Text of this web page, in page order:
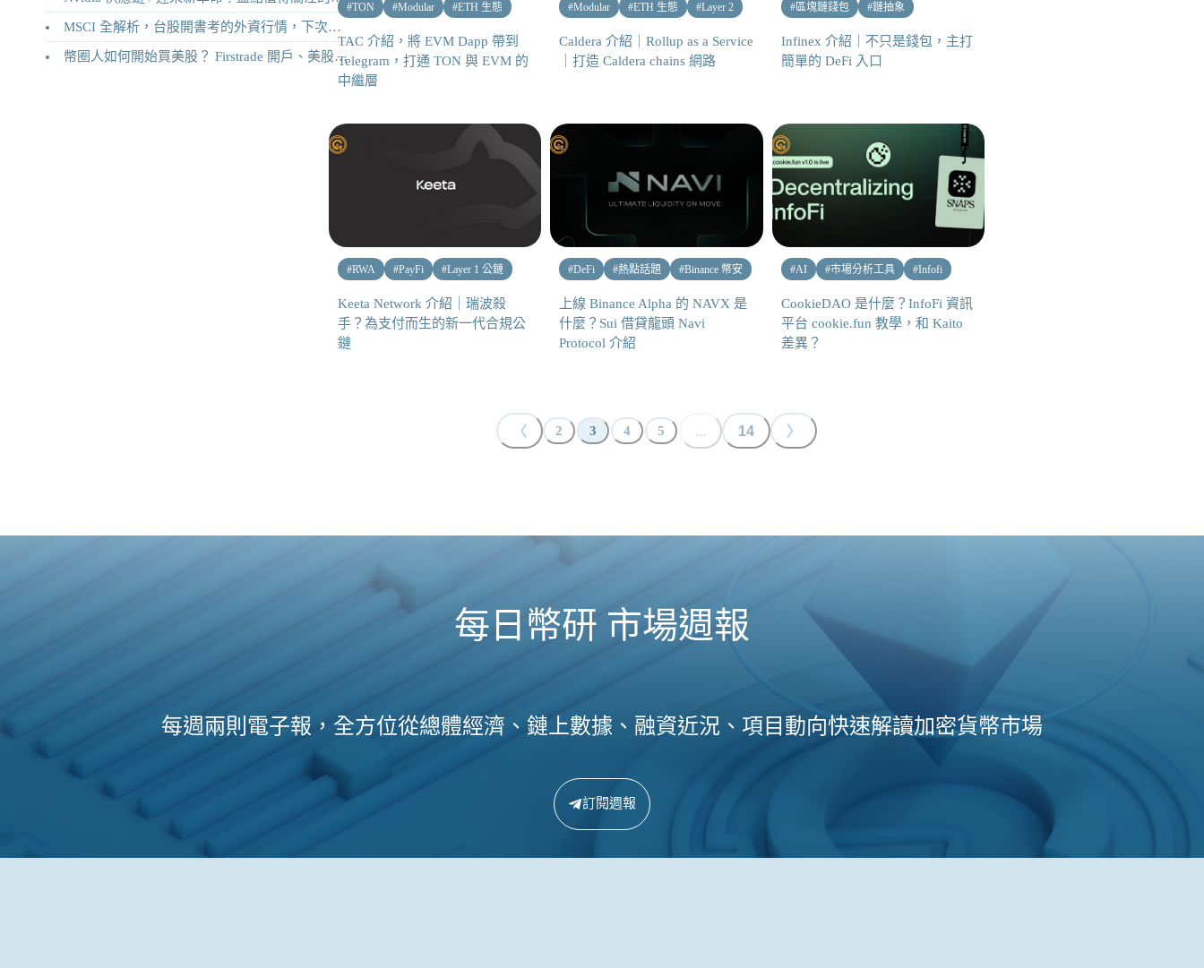
MSCI 全解析，台股開書考的外資行情，下次調整你準備好了嗎？
幣圈人如何開始買美股？ Firstrade 開戶、美股交易機制完整教學
#TON #Modular #ETH 生態
TAC 介紹，將 EVM Dapp 帶到
Telegram，打通 TON 與 EVM 的
中繼層
#Modular #ETH 生態 #Layer 2
Caldera 介紹｜Rollup as a Service
｜打造 Caldera chains 網路
#區塊鏈錢包 #鏈抽象
Infinex 介紹｜不只是錢包，主打
簡單的 DeFi 入口
#RWA #PayFi #Layer 1 公鏈
Keeta Network 介紹｜瑞波殺
手？為支付而生的新一代合規公
鏈
#DeFi #熱點話題 #Binance 幣安
上線 Binance Alpha 的 NAVX 是
什麼？Sui 借貸龍頭 Navi
Protocol 介紹
#AI #市場分析工具 #Infofi
CookieDAO 是什麼？InfoFi 資訊
平台 cookie.fun 教學，和 Kaito
差異？
〈 2 3 4 5 ... 14 〉
每日幣研 市場週報
每週兩則電子報，全方位從總體經濟、鏈上數據、融資近況、項目動向快速解讀加密貨幣市場
訂閱週報